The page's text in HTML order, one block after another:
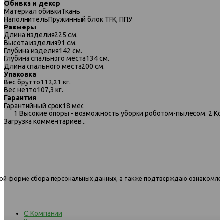
597 угловой диван-кровать
1.5ек-1.5пф 1438 бежевый
597 угловой диван-
1.5ек-1.5пф 1439 светло-
Обивка и декор
Материал обивкиТкань
НаполнительПружинный блок TFK, ППУ
Размеры
Длина изделия225 см.
Высота изделия91 см.
Глубина изделия142 см.
Глубина спального места134 см.
Длина спального места200 см.
Упаковка
Вес брутто112,21 кг.
Вес нетто107,3 кг.
Гарантия
Гарантийный срок18 мес
1 Высокие опоры - возможность уборки роботом-пылесом. 2
Загрузка комментариев...
форме сбора персональных данных, а также подтверждаю
О Компании